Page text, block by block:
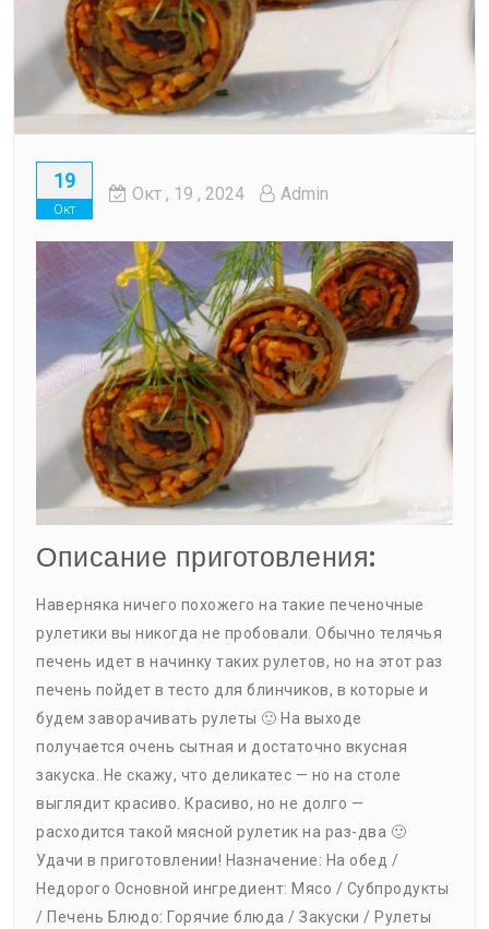
19
Окт
Окт , 19 , 2024 Admin
Описание приготовления:
Наверняка ничего похожего на такие печеночные
рулетики вы никогда не пробовали. Обычно телячья
печень идет в начинку таких рулетов, но на этот раз
печень пойдет в тесто для блинчиков, в которые и
будем заворачивать рулеты 🙂 На выходе
получается очень сытная и достаточно вкусная
закуска. Не скажу, что деликатес — но на столе
выглядит красиво. Красиво, но не долго —
расходится такой мясной рулетик на раз-два 🙂
Удачи в приготовлении! Назначение: На обед /
Недорого Основной ингредиент: Мясо / Субпродукты
/ Печень Блюдо: Горячие блюда / Закуски / Рулеты